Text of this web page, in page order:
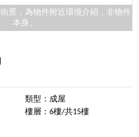
景，為物件附近環境介紹，非物件
本身。
類型：成屋
樓層：6樓/共15樓